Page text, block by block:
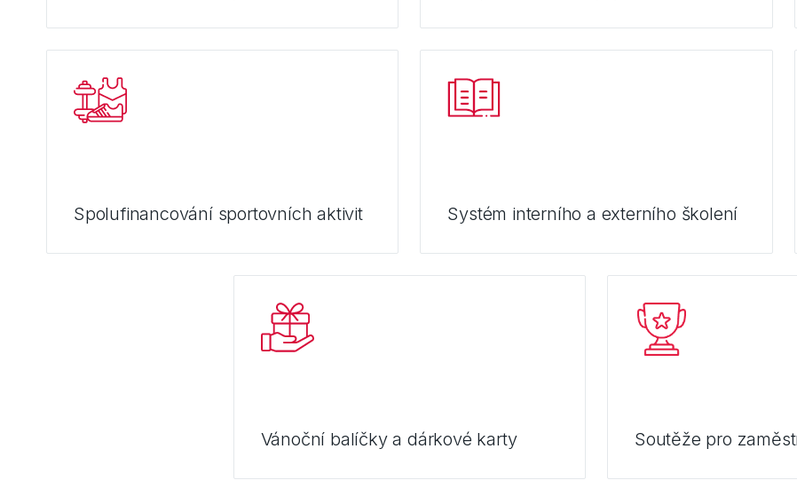
Spolufinancování sportovních aktivit Systém interního a externího školení
Vánoční balíčky a dárkové karty Soutěže pro